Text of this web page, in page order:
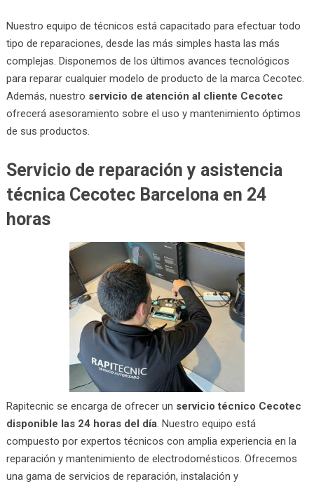
Nuestro equipo de técnicos está capacitado para efectuar todo
tipo de reparaciones, desde las más simples hasta las más
complejas. Disponemos de los últimos avances tecnológicos
para reparar cualquier modelo de producto de la marca Cecotec.
Además, nuestro servicio de atención al cliente Cecotec
ofrecerá asesoramiento sobre el uso y mantenimiento óptimos
de sus productos.
Servicio de reparación y asistencia
técnica Cecotec Barcelona en 24
horas
Rapitecnic se encarga de ofrecer un servicio técnico Cecotec
disponible las 24 horas del día. Nuestro equipo está
compuesto por expertos técnicos con amplia experiencia en la
reparación y mantenimiento de electrodomésticos. Ofrecemos
una gama de servicios de reparación, instalación y